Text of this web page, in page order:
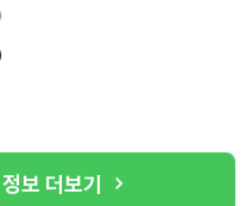
보 더보기